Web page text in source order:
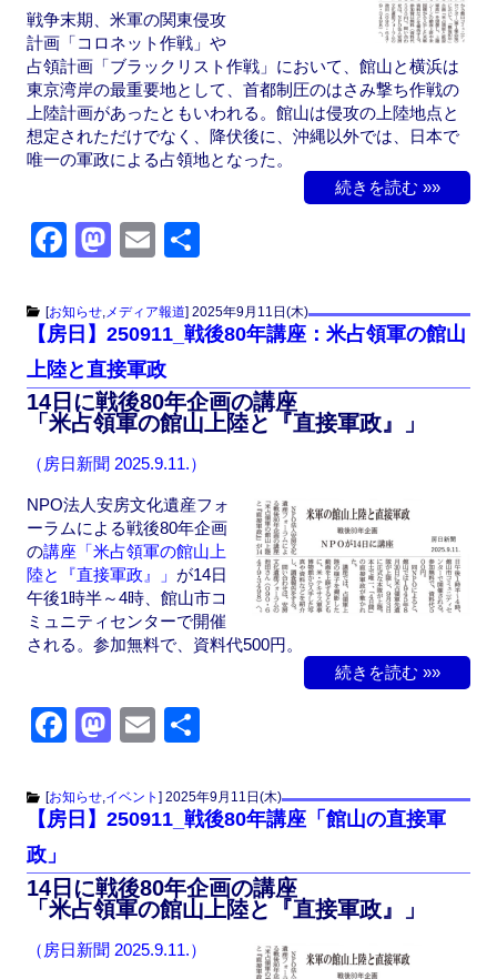
戦争末期、米軍の関東侵攻
計画「コロネット作戦」や
占領計画「ブラックリスト作戦」において、館山と横浜は
東京湾岸の最重要地として、首都制圧のはさみ撃ち作戦の
上陸計画があったともいわれる。館山は侵攻の上陸地点と
想定されただけでなく、降伏後に、沖縄以外では、日本で
唯一の軍政による占領地となった。
続きを読む »»
F
c
e
b
o
o
k
M
st
o
d
o
n
E
ail
[お知らせ, メディア報道] 2025年9月11日(木)
【房日】250911_戦後80年講座：米占領軍の館山
上陸と直接軍政
14日に戦後80年企画の講座
「米占領軍の館山上陸と『直接軍政』」
（房日新聞 2025.9.11.）
NPO法人安房文化遺産フォ
ーラムによる戦後80年企画
の講座「米占領軍の館山上
陸と『直接軍政』」 が14日
午後1時半～4時、館山市コ
ミュニティセンターで開催
される。参加無料で、資料代500円。
続きを読む »»
F
c
e
b
o
o
M
st
o
d
o
n
E
ail
[お知らせ,イベント ] 2025年9月11日(木)
【房日】250911_戦後80年講座「館山の直接軍
政」
14日に戦後80年企画の講座
「米占領軍の館山上陸と『直接軍政』」
（房日新聞 2025.9.11.）